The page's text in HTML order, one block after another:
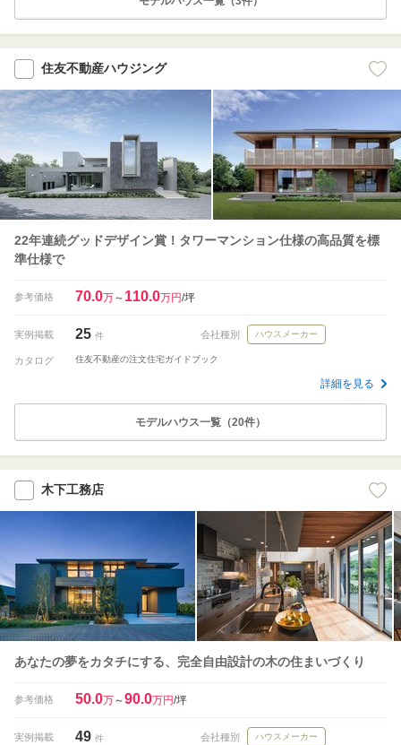
住友不動産ハウジング
22年連続グッドデザイン賞！タワーマンション仕様の高品質を標
準仕様で
参考価格 70.0万～ 110.0万円/坪
実例掲載 25 件 会社種別 ハウスメーカー
カタログ 住友不動産の注文住宅ガイドブック
詳細を見る
モデルハウス一覧（20件）
木下工務店
あなたの夢をカタチにする、完全自由設計の木の住まいづくり
参考価格 50.0万～90.0万円/坪
実例掲載 49 件 会社種別 ハウスメーカー